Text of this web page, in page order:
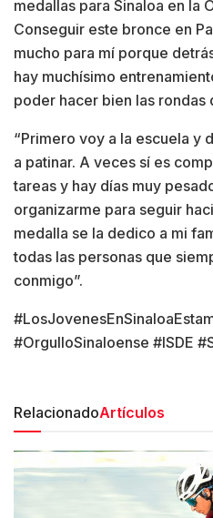
medallas para Sinaloa en la
Conseguir este bronce en
mucho para mí porque
hay muchísimo
poder hacer bien las rondas
“Primero voy a la escuela y
a patinar. A veces sí es
tareas y hay días muy
organizarme para seguir
medalla se la dedico a mi
todas las personas que
conmigo”.
#OrgulloSinaloense #ISDE
RelacionadoArtículos